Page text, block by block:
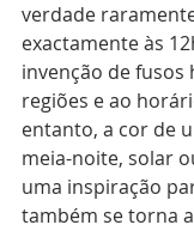
verdade
exactamente às
invenção de
regiões e ao
entanto, a cor de
meia-noite, solar
uma inspiração
também se torna